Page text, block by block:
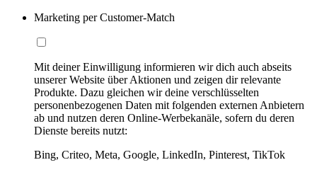
Marketing per Customer-Match
Mit deiner Einwilligung informieren wir dich auch abseits
unserer Website über Aktionen und zeigen dir relevante
Produkte. Dazu gleichen wir deine verschlüsselten
personenbezogenen Daten mit folgenden externen Anbietern
ab und nutzen deren Online-Werbekanäle, sofern du deren
Dienste bereits nutzt:
Bing, Criteo, Meta, Google, LinkedIn, Pinterest, TikTok